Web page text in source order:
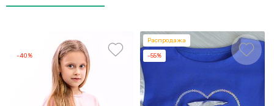
-40%
Распродажа
-55%